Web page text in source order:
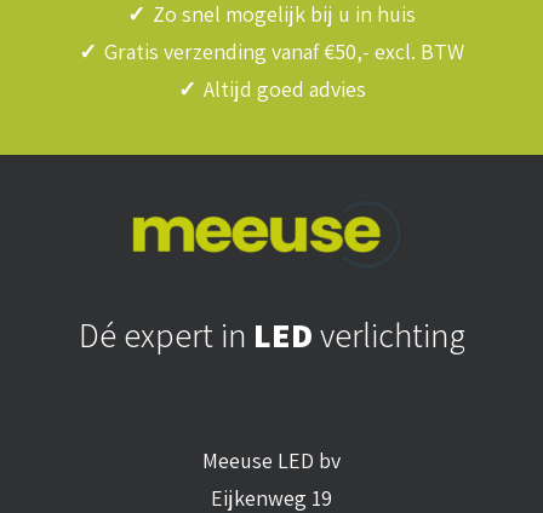
✓ Zo snel mogelijk bij u in huis
✓ Gratis verzending vanaf €50,- excl. BTW
✓ Altijd goed advies
Dé expert in LEDverlichting
Meeuse LED bv
Eijkenweg 19